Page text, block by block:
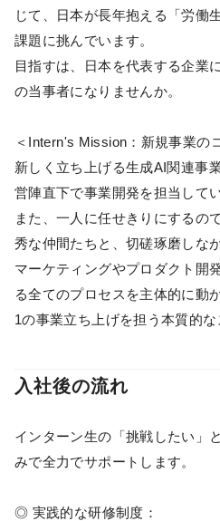
じて、日本が長年抱える「労働
課題に挑んでいます。
目指すは、日本を代表する企業
の当事者になりませんか。
＜Intern's Mission：新規事業の
新しく立ち上げる生成AI関連事
営陣直下で事業開発を担当して
また、一人に任せきりにするの
秀な仲間たちと、切磋琢磨しな
マーケティングやプロダクト開
る全てのプロセスを主体的に動
1の事業立ち上げを担う本質的な
入社後の流れ
インターン生の「挑戦したい」
みで全力でサポートします。
◎ 実践的な研修制度：